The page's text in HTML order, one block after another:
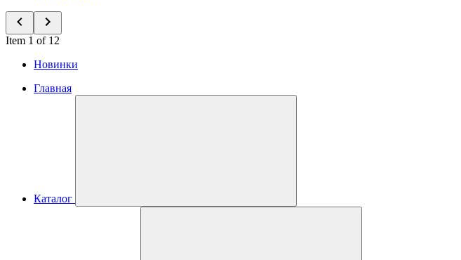
Item 1 of 12
Новинки
Главная
Каталог